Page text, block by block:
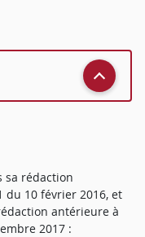
sa rédaction
du 10 février 2016, et
antérieure à
2017 :